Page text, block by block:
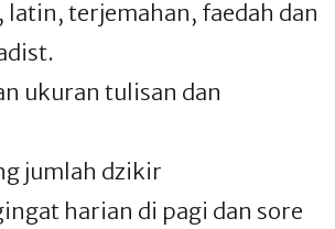
latin, terjemahan, faedah dan
ukuran tulisan dan
jumlah dzikir
harian di pagi dan sore